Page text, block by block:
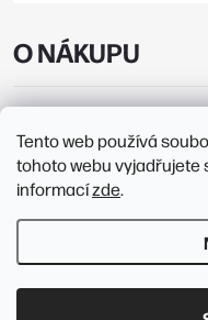
Tento web používá
tohoto webu vyjadřujete
informacízde.
O NÁKUPU
PRODEJNY